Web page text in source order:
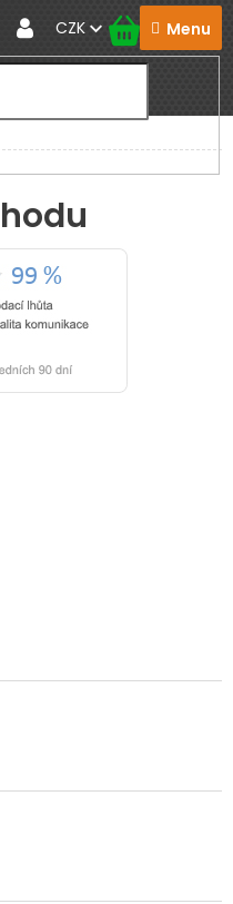
CZK
5 z 5 hvězdiček.
5 z 5 hvězdiček.